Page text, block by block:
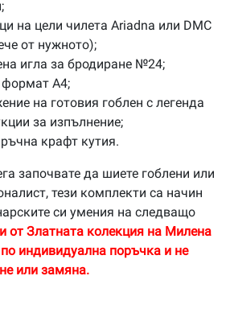
на цели чилета Ariadna или DMC
от нужното);
игла за бродиране №24;
формат А4;
на готовия гоблен с легенда
за изпълнение;
крафт кутия.
започвате да шиете гоблени или
тези комплекти са начин
си умения на следващо
от Златната колекция на Милена
индивидуална поръчка и не
или замяна.